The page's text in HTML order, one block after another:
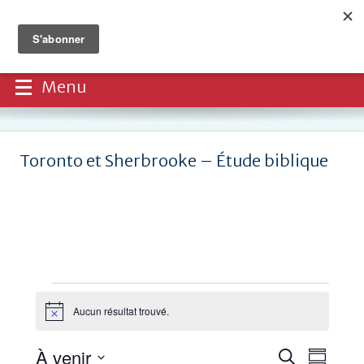
Menu
Toronto et Sherbrooke – Étude biblique
Évènements
Notice Aucun résultat trouvé.
Recherche
Recherche
À venir